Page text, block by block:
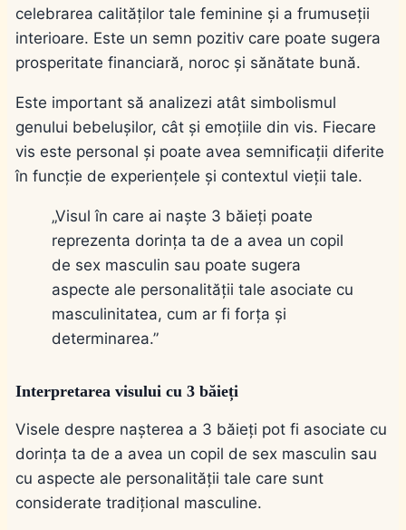
celebrarea calităților tale feminine și a frumuseții
interioare. Este un semn pozitiv care poate sugera
prosperitate financiară, noroc și sănătate bună.
Este important să analizezi atât simbolismul
genului bebelușilor, cât și emoțiile din vis. Fiecare
vis este personal și poate avea semnificații diferite
în funcție de experiențele și contextul vieții tale.
„Visul în care ai naște 3 băieți poate
reprezenta dorința ta de a avea un copil
de sex masculin sau poate sugera
aspecte ale personalității tale asociate cu
masculinitatea, cum ar fi forța și
determinarea.”
Interpretarea visului cu 3 băieți
Visele despre nașterea a 3 băieți pot fi asociate cu
dorința ta de a avea un copil de sex masculin sau
cu aspecte ale personalității tale care sunt
considerate tradițional masculine.